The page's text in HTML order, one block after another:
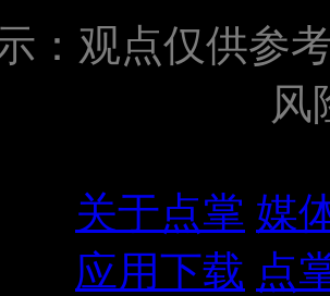
：观点仅供参
风
关于点掌 媒
应用下载 点